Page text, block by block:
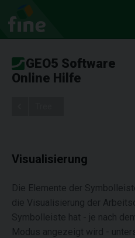
GEO5 Software
Online Hilfe
Visualisierung
Die Elemente der
die Visualisierung der
Symbolleiste hat - je nach
Modus angezeigt wird -